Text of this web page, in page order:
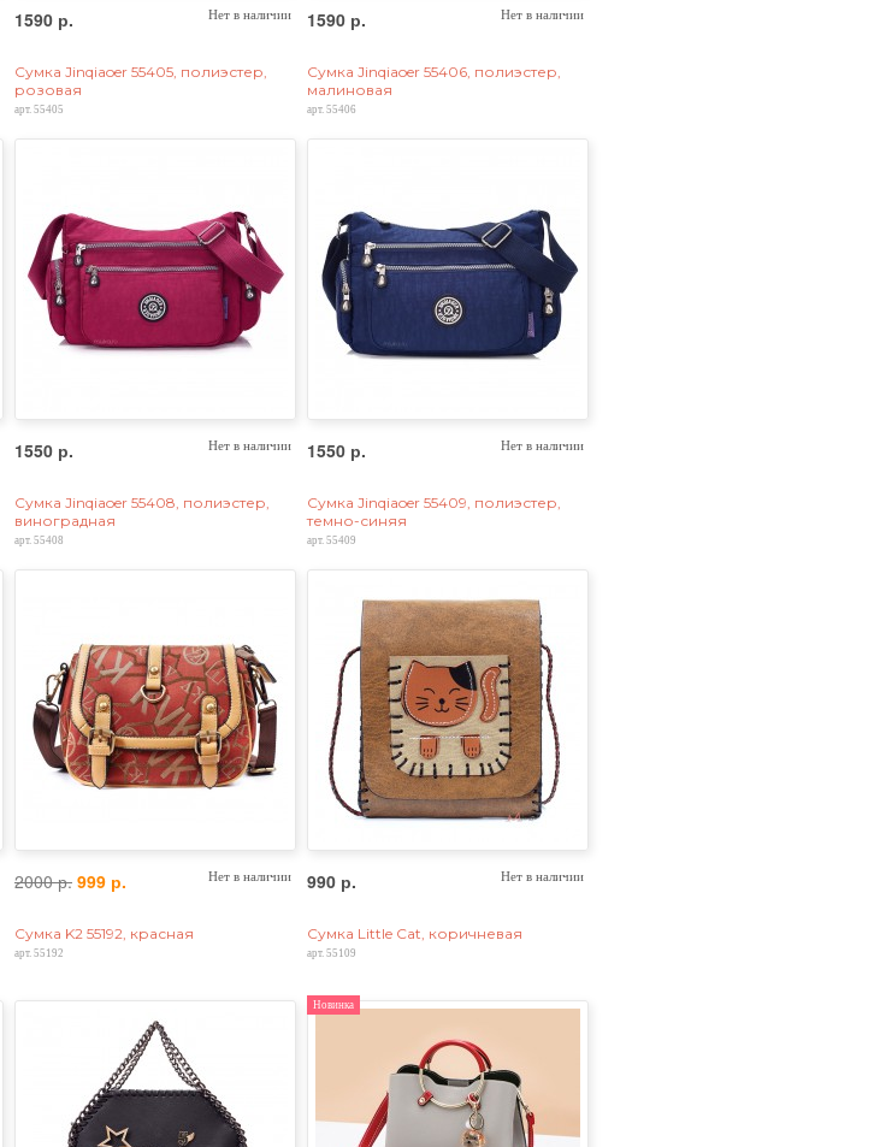
1590 р. Нет в наличии
Сумка Jinqiaoer 55405, полиэстер,
розовая
арт. 55405
1590 р. Нет в наличии
Сумка Jinqiaoer 55406, полиэстер,
малиновая
арт. 55406
1550 р. Нет в наличии
Сумка Jinqiaoer 55408, полиэстер,
виноградная
арт. 55408
1550 р. Нет в наличии
Сумка Jinqiaoer 55409, полиэстер,
темно-синяя
арт. 55409
2000 р. 999 р. Нет в наличии
Сумка K2 55192, красная
арт. 55192
990 р. Нет в наличии
Сумка Little Cat, коричневая
арт. 55109
Новинка